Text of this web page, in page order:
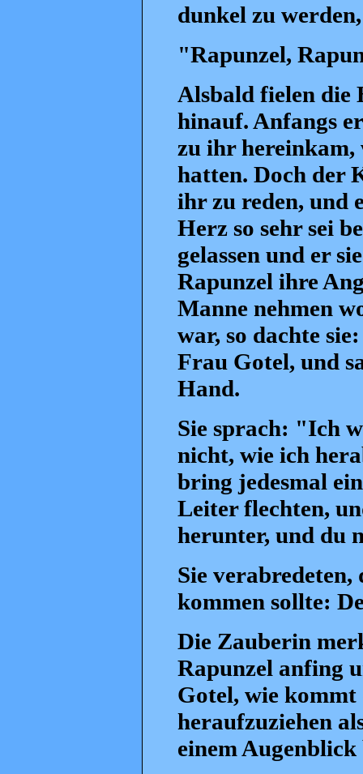
dunkel zu
"Rapunzel,
Alsbald fielen die
hinauf. Anfangs
zu ihr hereinkam,
hatten. Doch der
ihr zu reden, und
Herz so sehr sei
gelassen und er
Rapunzel ihre
Manne nehmen
war, so dachte
Frau Gotel, und
Hand.
Sie sprach: "Ich
nicht, wie ich
bring jedesmal
Leiter flechten,
herunter, und du
Sie
kommen sollte:
Die Zauberin
Rapunzel anfing
Gotel, wie kommt
heraufzuziehen
einem